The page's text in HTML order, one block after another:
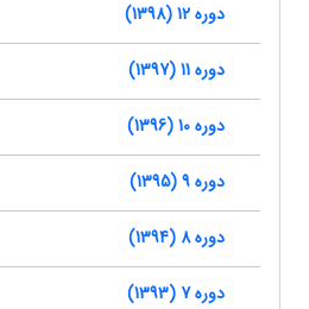
دوره 12 (1398)
دوره 11 (1397)
دوره 10 (1396)
دوره 9 (1395)
دوره 8 (1394)
دوره 7 (1393)